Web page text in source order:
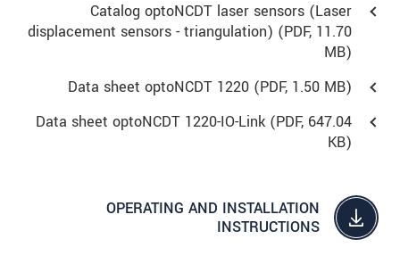
Catalog optoNCDT laser sensors (Laser
displacement sensors - triangulation) (PDF, 11.70
MB)
Data sheet optoNCDT 1220 (PDF, 1.50 MB)
Data sheet optoNCDT 1220-IO-Link (PDF, 647.04
KB)
OPERATING AND INSTALLATION
INSTRUCTIONS